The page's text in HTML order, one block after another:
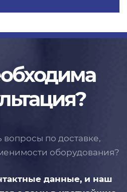
вопросы по доставке,
оборудования?
данные, и наш